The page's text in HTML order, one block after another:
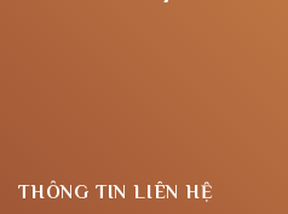
THÔNG TIN LIÊN HỆ